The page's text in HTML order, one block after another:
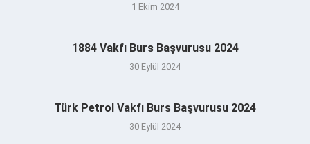
1 Ekim 2024
1884 Vakfı Burs Başvurusu 2024
30 Eylül 2024
Türk Petrol Vakfı Burs Başvurusu 2024
30 Eylül 2024